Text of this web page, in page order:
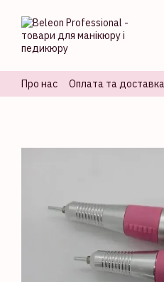
Про нас Оплата та доставка